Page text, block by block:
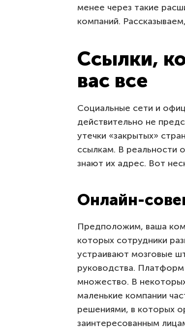
менее через такие
компаний.
Ссылки,
вас все
Социальные сети и
действительно не
утечки «закрытых»
ссылкам. В реальности
знают их адрес. Вот
Онлайн-
Предположим, ваша
которых сотрудники
устраивают мозговые
руководства.
множество. В
маленькие компании
решениями, в которых
заинтересованным